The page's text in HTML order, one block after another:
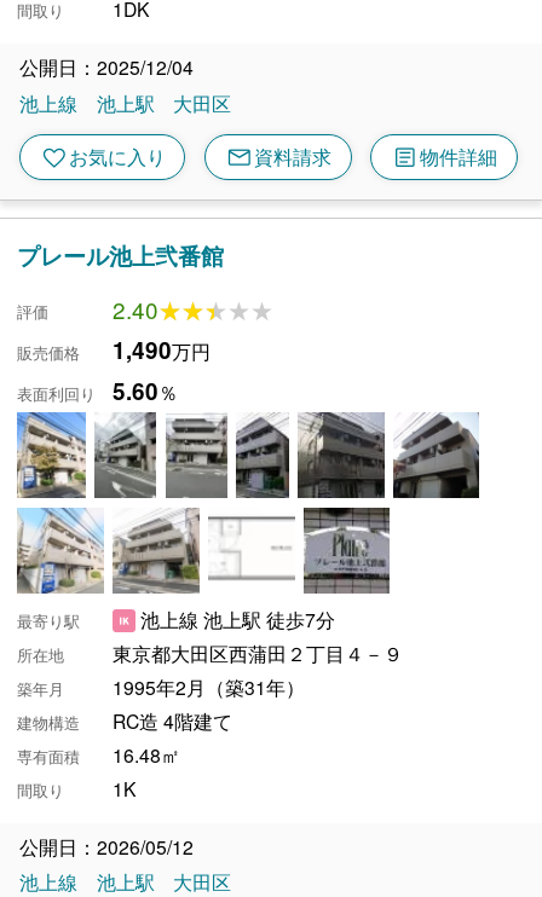
間取り 1DK
公開日：2025/12/04
池上線
池上駅 大田区
favoriteお気に入り mail資料請求 article物件詳細
プレール池上弐番館
評価 2.40★★★★★
★★★★★
販売価格 1,490万円
表面利回り 5.60％
最寄り駅 池上線 池上駅 徒歩7分
所在地 東京都大田区西蒲田２丁目４－９
築年月 1995年2月（築31年）
建物構造 RC造 4階建て
専有面積 16.48㎡
間取り 1K
公開日：2026/05/12
池上線
池上駅 大田区